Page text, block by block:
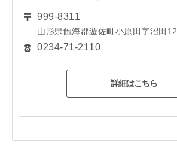
999-8311
山形県飽海郡遊佐町小原田字沼田12
0234-71-2110
詳細はこちら